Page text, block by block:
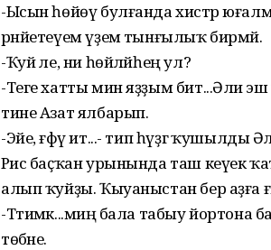
-Ысын һөйөү булғанда хистәр
рәнйетеүем үҙемә тынғылыҡ бирмәй.
-Ҡуй әле, ни һөйләйһең ул?
-Теге хатты мин яҙҙым бит...Әлиә
тине Азат ялбарып.
-Эйе, ғәфү ит...- тип һүҙгә ҡушылды
Рәис баҫҡан урынында таш кеүек
алып ҡуйҙы. Ҡыуаныстан бер аҙға
-Ттимәк...миңә бала табыу йортона
төбәне.